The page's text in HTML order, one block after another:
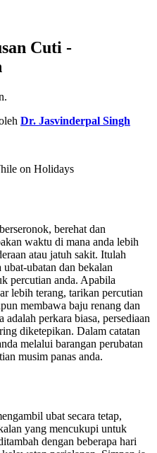
Cuti -
Dr. Jasvinderpal Singh
berehat dan
waktu di mana anda lebih
atau jatuh sakit. Itulah
ubatan dan bekalan
percutian anda. Apabila
lebih terang, tarikan percutian
membawa baju renang dan
perkara biasa, persediaan
diketepikan. Dalam catatan
melalui barangan perubatan
musim panas anda.
ubat secara tetap,
yang mencukupi untuk
dengan beberapa hari